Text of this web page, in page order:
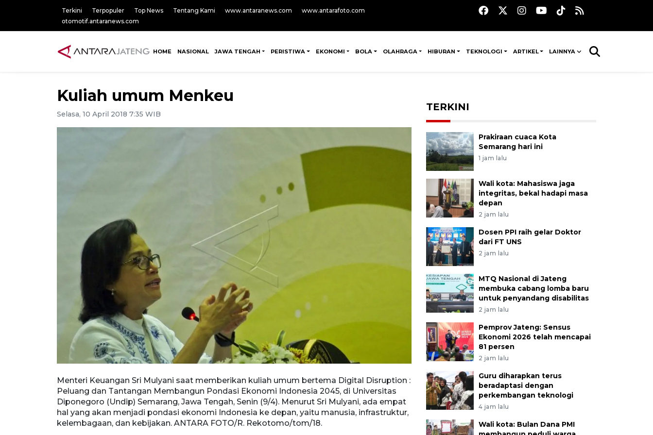
Terkini Terpopuler Top News Tentang Kami www.antaranews.com
www.antarafoto.com
otomotif.antaranews.com
HOME NASIONAL JAWA TENGAH PERISTIWA EKONOMI BOLA OLAHRAGA HIBURAN TEKNOLOGI ARTIKEL LAINNYA
Kuliah umum Menkeu
Selasa, 10 April 2018 7:35 WIB
Menteri Keuangan Sri Mulyani saat memberikan kuliah umum bertema Digital Disruption :
Peluang dan Tantangan Membangun Pondasi Ekonomi Indonesia 2045, di Universitas
Diponegoro (Undip) Semarang, Jawa Tengah, Senin (9/4). Menurut Sri Mulyani, ada empat
hal yang akan menjadi pondasi ekonomi Indonesia ke depan, yaitu manusia, infrastruktur,
kelembagaan, dan kebijakan. ANTARA FOTO/R. Rekotomo/tom/18.
TERKINI
Prakiraan cuaca Kota
Semarang hari ini
1 jam lalu
Wali kota: Mahasiswa jaga
integritas, bekal hadapi masa
depan
2 jam lalu
Dosen PPI raih gelar Doktor
dari FT UNS
2 jam lalu
MTQ Nasional di Jateng
membuka cabang lomba baru
untuk penyandang disabilitas
2 jam lalu
Pemprov Jateng: Sensus
Ekonomi 2026 telah mencapai
81 persen
2 jam lalu
Guru diharapkan terus
beradaptasi dengan
perkembangan teknologi
4 jam lalu
Wali kota: Bulan Dana PMI